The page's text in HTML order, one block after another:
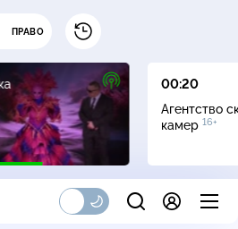
ПРАВО
12+
00:20
Агентство
камер 16+